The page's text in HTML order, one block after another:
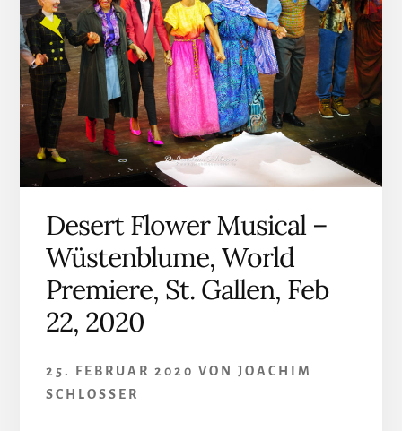
Desert Flower Musical –
Wüstenblume, World
Premiere, St. Gallen, Feb
22, 2020
25. FEBRUAR 2020 VON JOACHIM
SCHLOSSER